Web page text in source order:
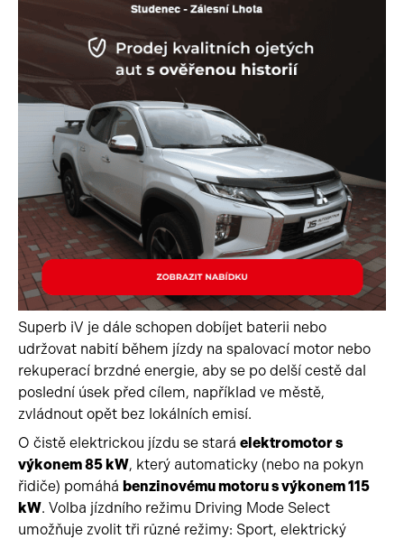
Superb iV je dále schopen dobíjet baterii nebo
udržovat nabití během jízdy na spalovací motor nebo
rekuperací brzdné energie, aby se po delší cestě dal
poslední úsek před cílem, například ve městě,
zvládnout opět bez lokálních emisí.
O čistě elektrickou jízdu se stará elektromotor s
výkonem 85 kW, který automaticky (nebo na pokyn
řidiče) pomáhá benzinovému motoru s výkonem 115
kW. Volba jízdního režimu Driving Mode Select
umožňuje zvolit tři různé režimy: Sport, elektrický